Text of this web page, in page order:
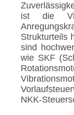
FORDERN
SIE EIN
ZITAT
SITEMAP
ist die
Strukturteils
sind
wie SKF
NKK-